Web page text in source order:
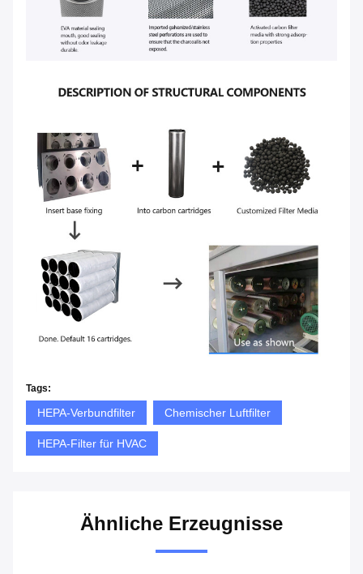
Tags:
HEPA-Verbundfilter Chemischer Luftfilter
HEPA-Filter für HVAC
Ähnliche Erzeugnisse